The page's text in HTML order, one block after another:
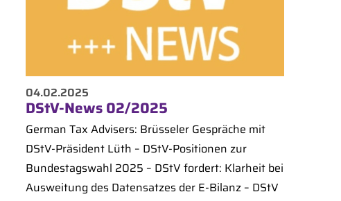
04.02.2025
DStV-News 02/2025
German Tax Advisers: Brüsseler Gespräche mit
DStV-Präsident Lüth – DStV-Positionen zur
Bundestagswahl 2025 – DStV fordert: Klarheit bei
Ausweitung des Datensatzes der E-Bilanz – DStV